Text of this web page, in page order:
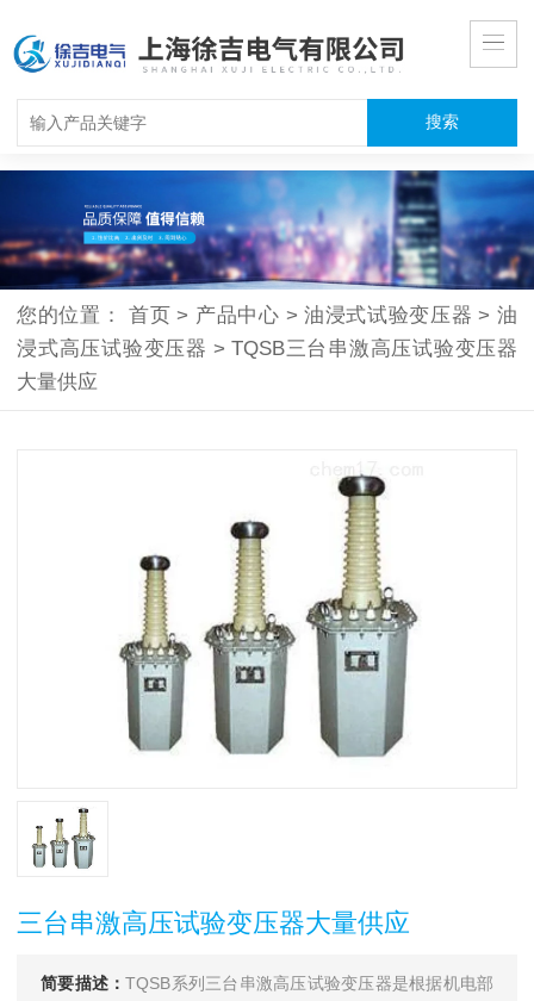
您的位置： 首页 > 产品中心 > 油浸式试验变压器 > 油
浸式高压试验变压器 > TQSB三台串激高压试验变压器
大量供应
三台串激高压试验变压器大量供应
简要描述：TQSB系列三台串激高压试验变压器是根据机电部